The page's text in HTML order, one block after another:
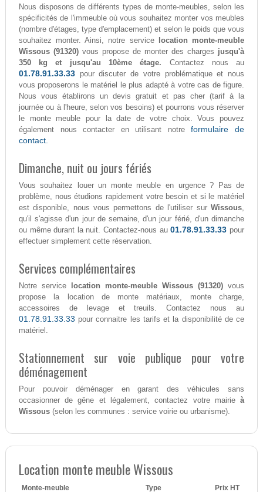
Nous disposons de différents types de monte-meubles, selon les
spécificités de l'immeuble où vous souhaitez monter vos meubles
(nombre d'étages, type d'emplacement) et selon le poids que vous
souhaitez monter. Ainsi, notre service
location monte-meuble
Wissous (91320)vous propose de monter des charges jusqu'à
350 kg et jusqu'au 10ème étage. Contactez nous au
01.78.91.33.33pour discuter de votre problématique et nous
vous proposerons le matériel le plus adapté à votre cas de figure.
Nous vous établirons un devis gratuit et pas cher (tarif à la
journée ou à l'heure, selon vos besoins) et pourrons vous réserver
le monte meuble pour la date de votre choix. Vous pouvez
également nous contacter en utilisant notreformulaire de
contact.
Dimanche, nuit ou jours fériés
Vous souhaitez louer un monte meuble en urgence ? Pas de
problème, nous étudions rapidement votre besoin et si le matériel
est disponible, nous vous permettons de l'utiliser surWissous,
qu'il s'agisse d'un jour de semaine, d'un jour férié, d'un dimanche
ou même durant la nuit. Contactez-nous au01.78.91.33.33 pour
effectuer simplement cette réservation.
Services complémentaires
Notre service location monte-meuble Wissous (91320) vous
propose la location de monte matériaux, monte charge,
accessoires de levage et treuils. Contactez nous au
01.78.91.33.33 pour connaitre les tarifs et la disponibilité de ce
matériel.
Stationnement sur voie publique pour votre
déménagement
Pour pouvoir déménager en garant des véhicules sans
occasionner de gêne et légalement, contactez votre mairieà
Wissous(selon les communes : service voirie ou urbanisme).
Location monte meuble Wissous
Monte-meuble Type Prix HT